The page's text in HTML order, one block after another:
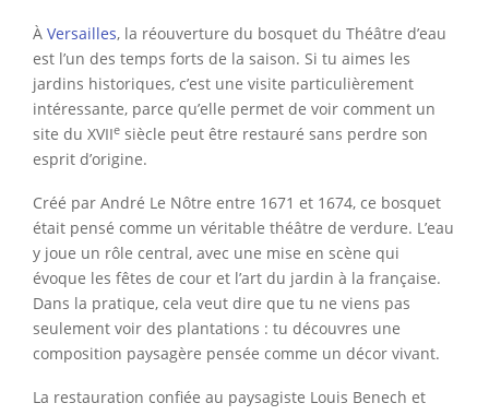
À Versailles, la réouverture du bosquet du Théâtre d’eau
est l’un des temps forts de la saison. Si tu aimes les
jardins historiques, c’est une visite particulièrement
intéressante, parce qu’elle permet de voir comment un
site du XVIIe siècle peut être restauré sans perdre son
esprit d’origine.
Créé par André Le Nôtre entre 1671 et 1674, ce bosquet
était pensé comme un véritable théâtre de verdure. L’eau
y joue un rôle central, avec une mise en scène qui
évoque les fêtes de cour et l’art du jardin à la française.
Dans la pratique, cela veut dire que tu ne viens pas
seulement voir des plantations : tu découvres une
composition paysagère pensée comme un décor vivant.
La restauration confiée au paysagiste Louis Benech et